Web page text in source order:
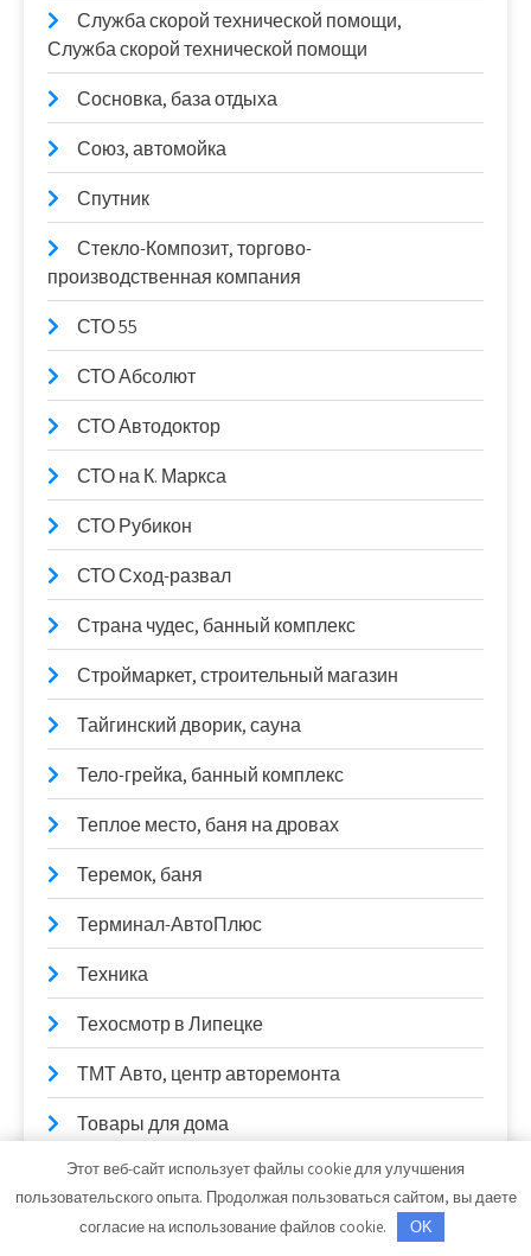
Служба скорой технической помощи,
Служба скорой технической помощи
Сосновка, база отдыха
Союз, автомойка
Спутник
Стекло-Композит, торгово-
производственная компания
СТО 55
СТО Абсолют
СТО Автодоктор
СТО на К. Маркса
СТО Рубикон
СТО Сход-развал
Страна чудес, банный комплекс
Строймаркет, строительный магазин
Тайгинский дворик, сауна
Тело-грейка, банный комплекс
Теплое место, баня на дровах
Теремок, баня
Терминал-АвтоПлюс
Техника
Техосмотр в Липецке
ТМТ Авто, центр авторемонта
Товары для дома
Торбеево озеро, парк-отель
Три Богатыря, оздоровительный комплекс
Этот веб-сайт использует файлы cookie для улучшения
пользовательского опыта. Продолжая пользоваться сайтом, вы даете
согласие на использование файлов cookie.
OK